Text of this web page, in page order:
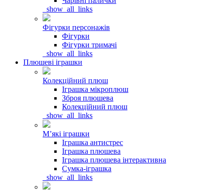
_show_all_links
Фігурки персонажів
Фігурки
Фігурки тримачі
_show_all_links
Плюшеві іграшки
Колекційний плюш
Іграшка мікроплюш
Зброя плюшева
Колекційний плюш
_show_all_links
Мʼякі іграшки
Іграшка антистрес
Іграшка плюшева
Іграшка плюшева інтерактивна
Сумка-іграшка
_show_all_links